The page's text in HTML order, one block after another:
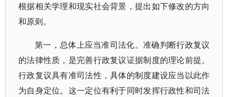
根据相关学理和现实社会背景，提出如下修改的方向
和原则。
第一，总体上应当准司法化。准确判断行政复议
的法律性质，是完善行政复议证据制度的理论前提。
行政复议具有准司法性，具体的制度建设应当以此作
为自身定位。这一定位有利于同时发挥行政性和司法